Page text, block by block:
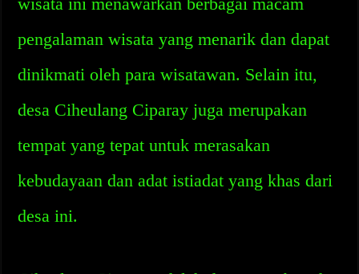
pengalaman wisata yang menarik dan dapat
dinikmati oleh para wisatawan. Selain itu,
desa Ciheulang Ciparay juga merupakan
tempat yang tepat untuk merasakan
kebudayaan dan adat istiadat yang khas dari
desa ini.